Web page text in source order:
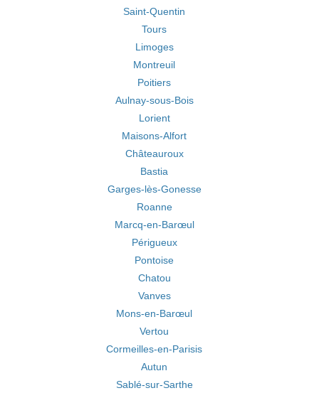
Saint-Quentin
Tours
Limoges
Montreuil
Poitiers
Aulnay-sous-Bois
Lorient
Maisons-Alfort
Châteauroux
Bastia
Garges-lès-Gonesse
Roanne
Marcq-en-Barœul
Périgueux
Pontoise
Chatou
Vanves
Mons-en-Barœul
Vertou
Cormeilles-en-Parisis
Autun
Sablé-sur-Sarthe